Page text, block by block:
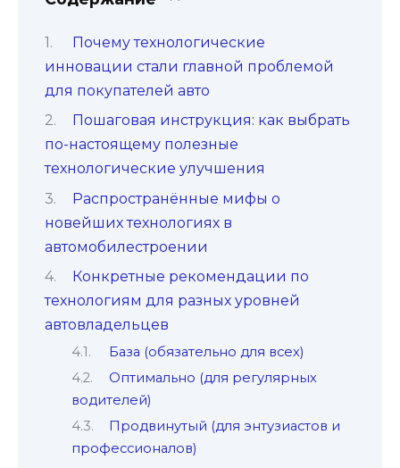
Почему технологические
инновации стали главной проблемой
для покупателей авто
Пошаговая инструкция: как выбрать
по-настоящему полезные
технологические улучшения
Распространённые мифы о
новейших технологиях в
автомобилестроении
Конкретные рекомендации по
технологиям для разных уровней
автовладельцев
База (обязательно для всех)
Оптимально (для регулярных
водителей)
Продвинутый (для энтузиастов и
профессионалов)